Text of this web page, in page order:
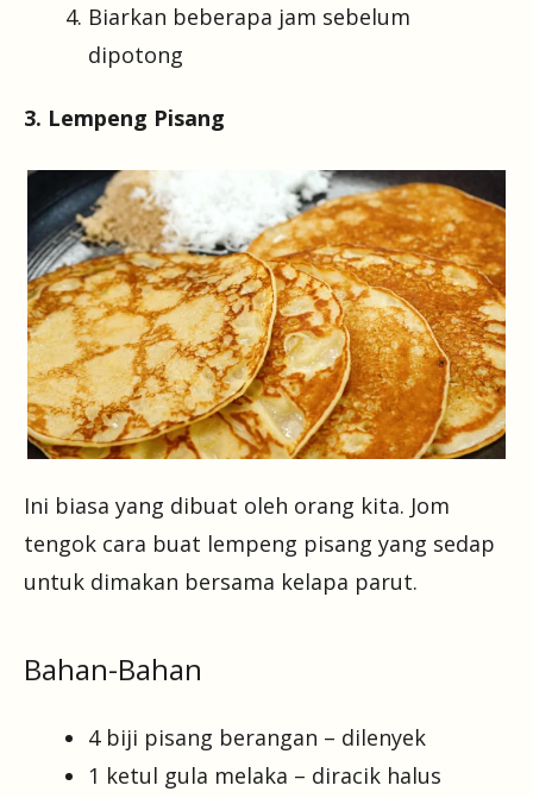
Biarkan beberapa jam sebelum
dipotong
3. Lempeng Pisang
Ini biasa yang dibuat oleh orang kita. Jom
tengok cara buat lempeng pisang yang sedap
untuk dimakan bersama kelapa parut.
Bahan-Bahan
4 biji pisang berangan – dilenyek
1 ketul gula melaka – diracik halus